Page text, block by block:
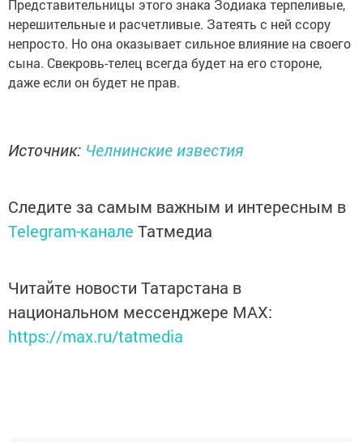
Представительницы этого знака Зодиака терпеливые,
нерешительные и расчетливые. Затеять с ней ссору
непросто. Но она оказывает сильное влияние на своего
сына. Свекровь-телец всегда будет на его стороне,
даже если он будет не прав.
Источник: Челнинские известия
Следите за самым важным и интересным в
Telegram-канале Татмедиа
Читайте новости Татарстана в
национальном мессенджере MАХ:
https://max.ru/tatmedia